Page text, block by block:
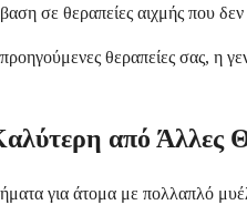
σε θεραπείες αιχμής που δεν
θεραπείες σας, η
από Άλλες
για άτομα με πολλαπλό